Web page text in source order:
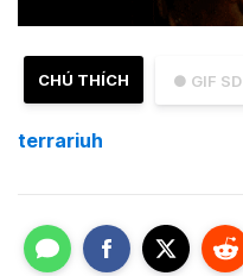
● GIF SD
CHÚ THÍCH
terrariuh